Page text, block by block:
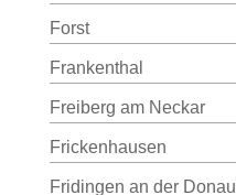
Forst
Frankenthal
Freiberg am Neckar
Frickenhausen
Fridingen an der Donau